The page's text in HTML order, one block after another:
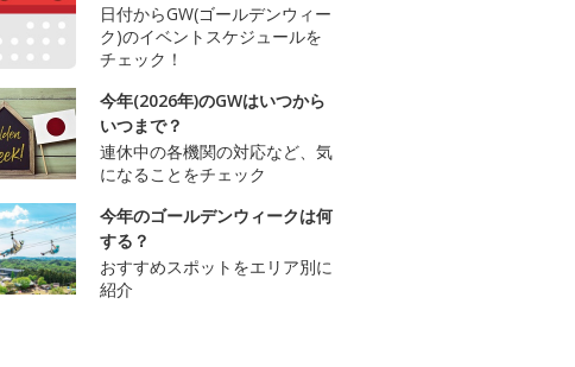
日付からGW(ゴールデンウィー
ク)のイベントスケジュールを
チェック！
今年(2026年)のGWはいつから
いつまで？
連休中の各機関の対応など、気
になることをチェック
今年のゴールデンウィークは何
する？
おすすめスポットをエリア別に
紹介